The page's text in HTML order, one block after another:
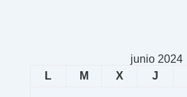
junio 2024
L
M X J